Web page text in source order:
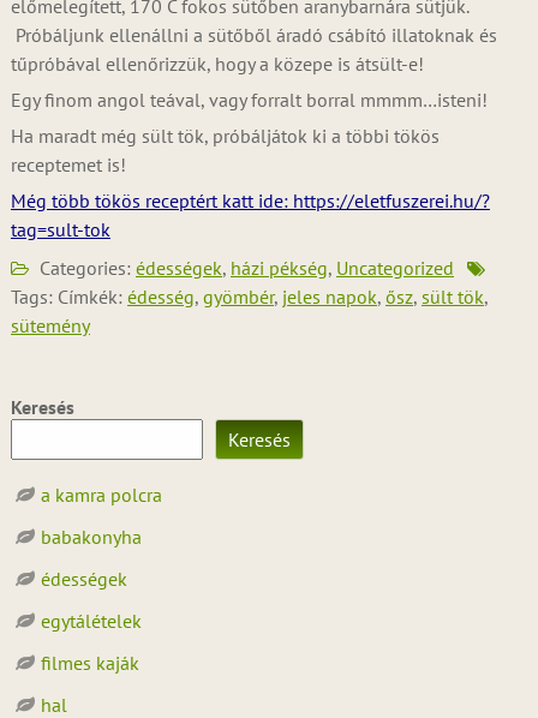
előmelegített, 170 C fokos sütőben aranybarnára sütjük.
Próbáljunk ellenállni a sütőből áradó csábító illatoknak és
tűpróbával ellenőrizzük, hogy a közepe is átsült-e!
Egy finom angol teával, vagy forralt borral mmmm…isteni!
Ha maradt még sült tök, próbáljátok ki a többi tökös
receptemet is!
Még több tökös receptért katt ide:https://eletfuszerei.hu/?
tag=sult-tok
Categories: édességek, házi pékség, Uncategorized
Tags: Címkék: édesség, gyömbér, jeles napok, ősz, sült tök,
sütemény
Keresés
Keresés
a kamra polcra
babakonyha
édességek
egytálételek
filmes kaják
hal